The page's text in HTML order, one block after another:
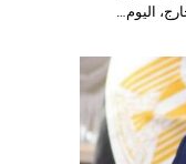
اليوم…